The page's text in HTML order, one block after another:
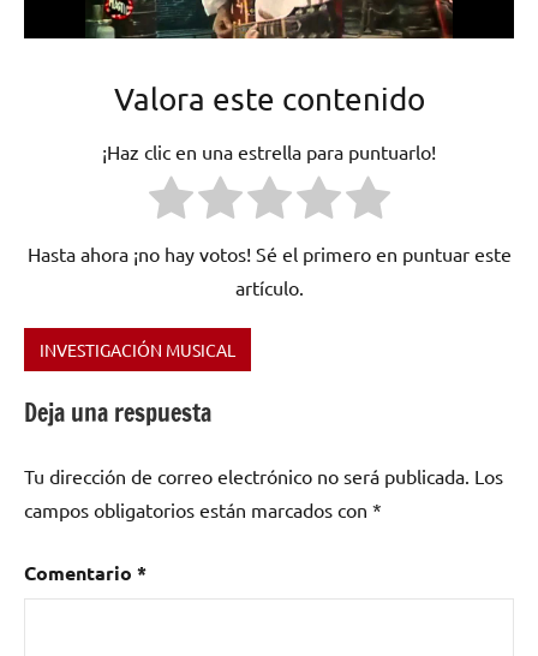
Valora este contenido
¡Haz clic en una estrella para puntuarlo!
Hasta ahora ¡no hay votos! Sé el primero en puntuar este
artículo.
Etiquetado
cultura,
floklore,
religión,
santa
INVESTIGACIÓN MUSICAL
Deja una respuesta
Tu dirección de correo electrónico no será publicada. Los
campos obligatorios están marcados con *
Comentario *